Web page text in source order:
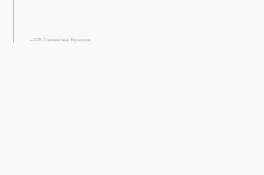
—COS, Communication Department